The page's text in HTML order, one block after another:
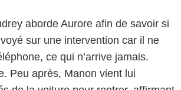
aborde Aurore afin de savoir si
sur une intervention car il ne
ce qui n’arrive jamais.
Peu après, Manon vient lui